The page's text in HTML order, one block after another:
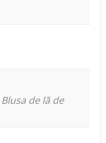
de lã de